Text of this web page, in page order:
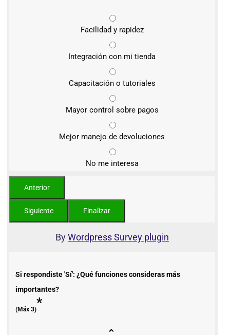
Facilidad y rapidez
Integración con mi tienda
Capacitación o tutoriales
Mayor control sobre pagos
Mejor manejo de devoluciones
No me interesa
ByWordpress Survey plugin
Si respondiste 'Sí': ¿Qué funciones consideras más
importantes?
(Máx 3)*